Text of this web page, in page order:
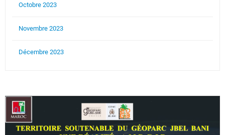
Octobre 2023
Novembre 2023
Décembre 2023